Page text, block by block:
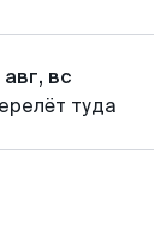
авг, вс
туда